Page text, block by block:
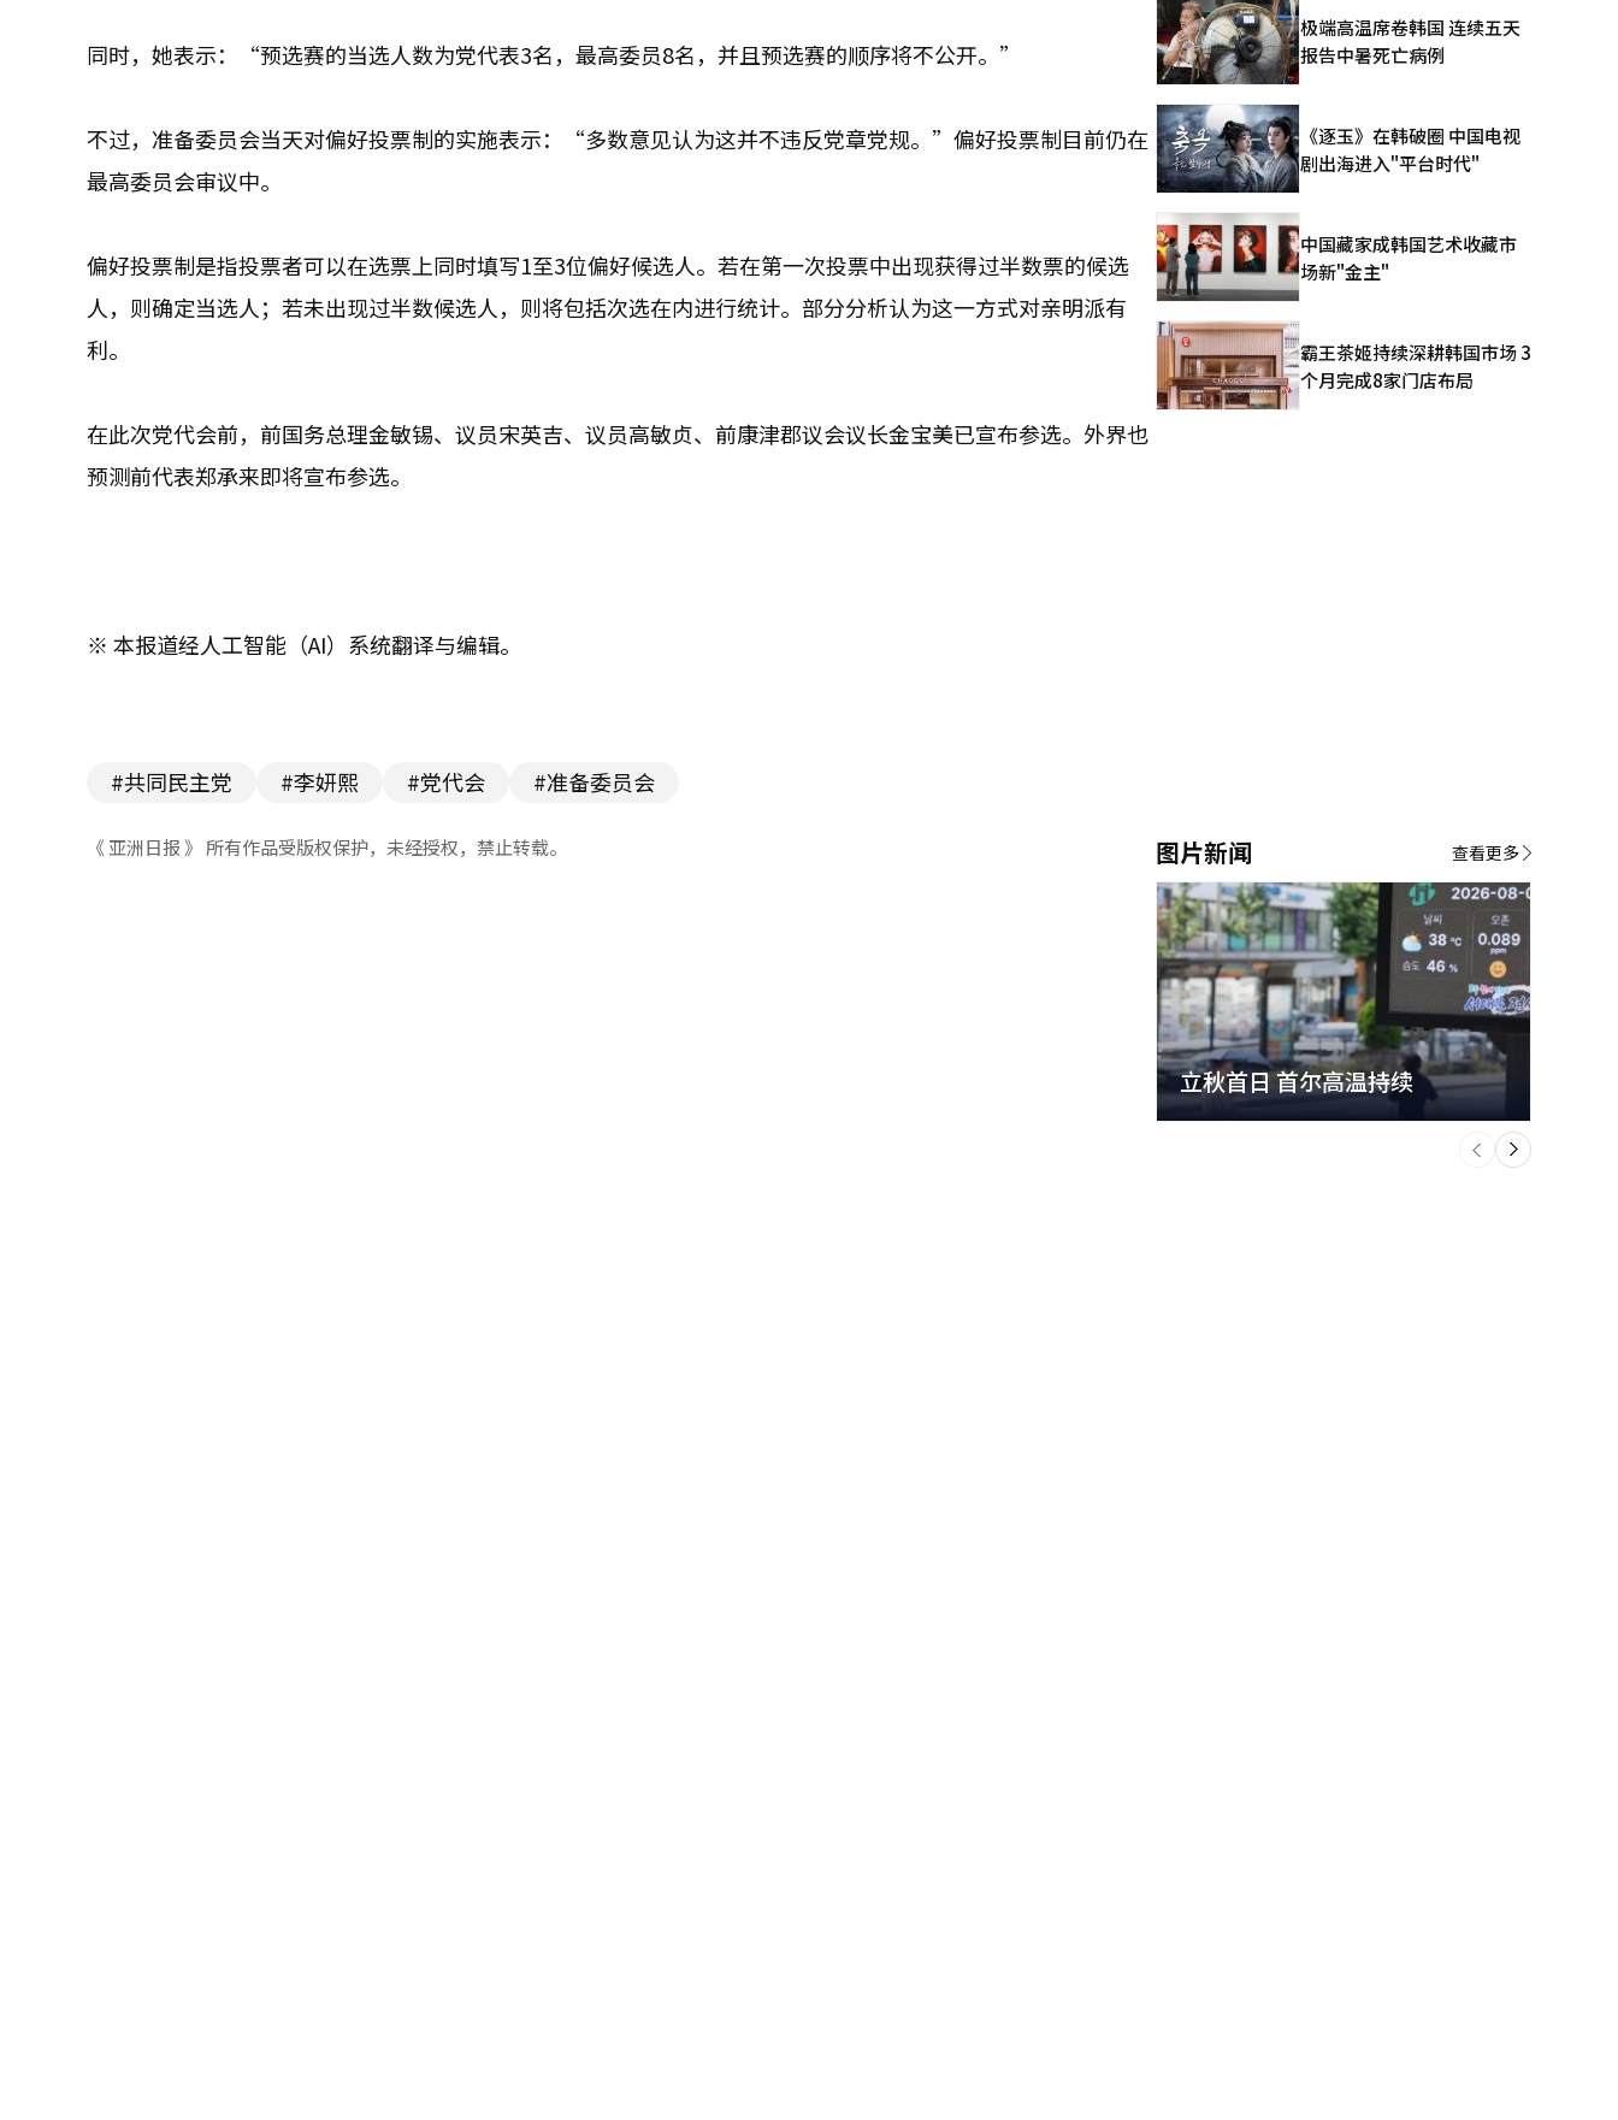
同时，她表示：“预选赛的当选人数为党代表3名，最高委员8名，并且预选赛的顺序将不公开。”
不过，准备委员会当天对偏好投票制的实施表示：“多数意见认为这并不违反党章党规。”偏好投票制目前仍在
最高委员会审议中。
偏好投票制是指投票者可以在选票上同时填写1至3位偏好候选人。若在第一次投票中出现获得过半数票的候选
人，则确定当选人；若未出现过半数候选人，则将包括次选在内进行统计。部分分析认为这一方式对亲明派有
利。
在此次党代会前，前国务总理金敏锡、议员宋英吉、议员高敏贞、前康津郡议会议长金宝美已宣布参选。外界也
预测前代表郑承来即将宣布参选。
※ 本报道经人工智能（AI）系统翻译与编辑。
#共同民主党 #李妍熙 #党代会 #准备委员会
《 亚洲日报 》 所有作品受版权保护，未经授权，禁止转载。
极端高温席卷韩国 连续五天
报告中暑死亡病例
《逐玉》在韩破圈 中国电视
剧出海进入"平台时代"
中国藏家成韩国艺术收藏市
场新"金主"
霸王茶姬持续深耕韩国市场 3
个月完成8家门店布局
图片新闻
立秋首日 首尔高温持续
下
一
个
查看更多